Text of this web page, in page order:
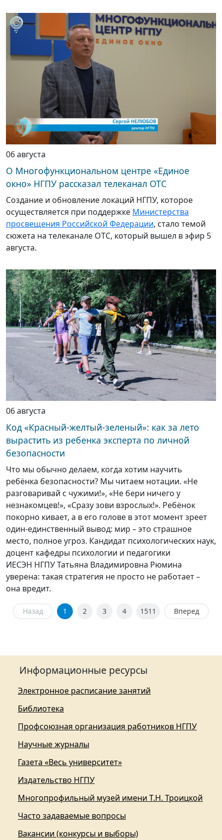
06 августа
О Многофункциональном центре «Единое
окно» НГПУ рассказал телеканал ОТС
Создание и обновление локаций НГПУ, которое
осуществляется при поддержке Министерства
просвещения Российской Федерации, стало темой
сюжета на телеканале ОТС, который вышел в эфир 5
августа.
06 августа
Код «Красный-желтый-зеленый»: как за лето
вырастить из ребенка эксперта по личной
безопасности
Что мы обычно делаем, когда хотим научить
ребёнка безопасности? Мы читаем нотации. «Не
разговаривай с чужими!», «Не бери ничего у
незнакомцев!», «Сразу зови взрослых!». Ребёнок
покорно кивает, а в его голове в этот момент зреет
один-единственный вывод: мир – это страшное
место, полное угроз. Кандидат психологических наук,
доцент кафедры психологии и педагогики
ИЕСЭН НГПУ Татьяна Владимировна Рюмина
уверена: такая стратегия не просто не работает –
она вредит.
Назад 1 2 3 4 1511 Вперед
Информационные ресурсы
Электронное расписание занятий
Библиотека
Профсоюзная организация работников НГПУ
Научные журналы
Газета «Весь университет»
Издательство НГПУ
Многопрофильный музей имени Т.Н. Троицкой
Часто задаваемые вопросы
Вакансии (конкурсы и выборы)